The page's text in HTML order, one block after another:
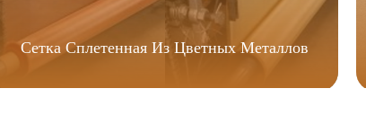
Сетка Сплетенная Из Цветных Металлов